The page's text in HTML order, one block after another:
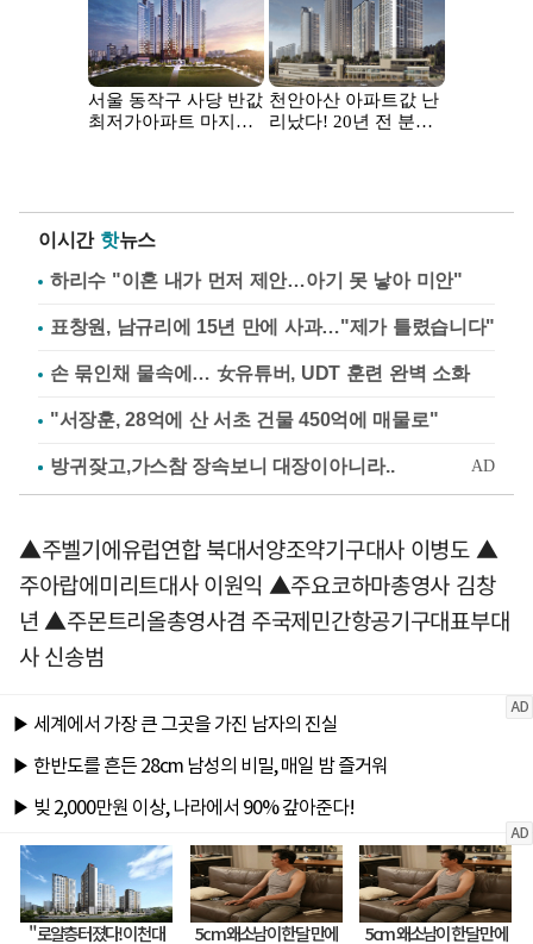
이시간 핫뉴스
하리수 "이혼 내가 먼저 제안…아기 못 낳아 미안"
표창원, 남규리에 15년 만에 사과…"제가 틀렸습니다"
손 묶인채 물속에… 女유튜버, UDT 훈련 완벽 소화
"서장훈, 28억에 산 서초 건물 450억에 매물로"
▲주벨기에유럽연합 북대서양조약기구대사 이병도 ▲
주아랍에미리트대사 이원익 ▲주요코하마총영사 김창
년 ▲주몬트리올총영사겸 주국제민간항공기구대표부대
사 신송범